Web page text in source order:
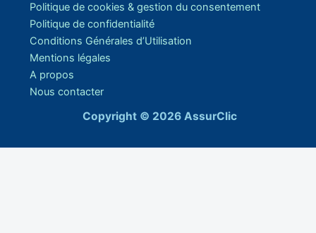
Politique de cookies & gestion du consentement
Politique de confidentialité
Conditions Générales d’Utilisation
Mentions légales
A propos
Nous contacter
Copyright © 2026 AssurClic